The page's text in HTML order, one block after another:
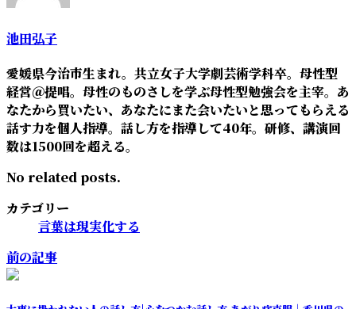
below.
池田弘子
愛媛県今治市生まれ。共立女子大学劇芸術学科卒。母性型
経営＠提唱。母性のものさしを学ぶ母性型勉強会を主宰。あ
なたから買いたい、あなたにまた会いたいと思ってもらえる
話す力を個人指導。話し方を指導して40年。研修、講演回
数は1500回を超える。
No related posts.
カテゴリー
言葉は現実化する
前の記事